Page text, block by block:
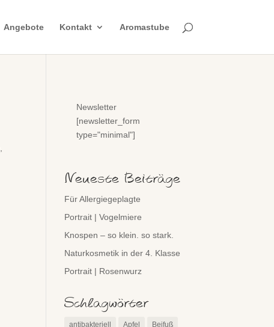
Angebote Kontakt Aromastube
Newsletter
[newsletter_form
type="minimal"]
Neueste Beiträge
Für Allergiegeplagte
Portrait | Vogelmiere
Knospen – so klein. so stark.
Naturkosmetik in der 4. Klasse
Portrait | Rosenwurz
Schlagwörter
antibakteriell Apfel Beifuß